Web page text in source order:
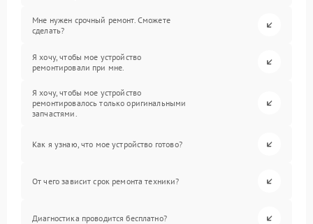
Мне нужен срочный ремонт. Сможете
сделать?
Я хочу, чтобы мое устройство
ремонтировали при мне.
Я хочу, чтобы мое устройство
ремонтировалось только оригинальными
запчастями.
Как я узнаю, что мое устройство готово?
От чего зависит срок ремонта техники?
Диагностика проводится бесплатно?